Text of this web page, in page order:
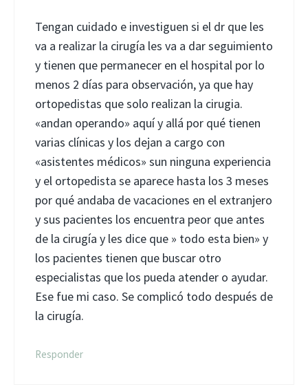
Tengan cuidado e investiguen si el dr que les
va a realizar la cirugía les va a dar seguimiento
y tienen que permanecer en el hospital por lo
menos 2 días para observación, ya que hay
ortopedistas que solo realizan la cirugia.
«andan operando» aquí y allá por qué tienen
varias clínicas y los dejan a cargo con
«asistentes médicos» sun ninguna experiencia
y el ortopedista se aparece hasta los 3 meses
por qué andaba de vacaciones en el extranjero
y sus pacientes los encuentra peor que antes
de la cirugía y les dice que » todo esta bien» y
los pacientes tienen que buscar otro
especialistas que los pueda atender o ayudar.
Ese fue mi caso. Se complicó todo después de
la cirugía.
Responder